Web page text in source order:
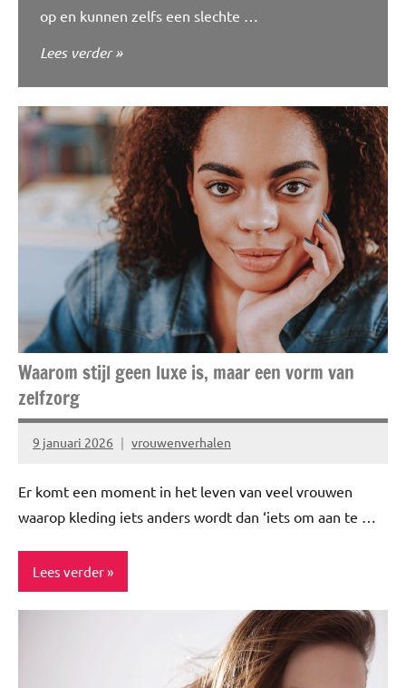
op en kunnen zelfs een slechte …
Lees verder
Waarom stijl geen luxe is, maar een vorm van
zelfzorg
9 januari 2026 vrouwenverhalen
Er komt een moment in het leven van veel vrouwen
waarop kleding iets anders wordt dan ‘iets om aan te …
Lees verder